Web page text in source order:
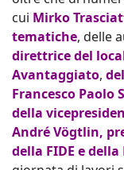
cui Mirko
tematiche, delle
direttrice del
Avantaggiato,
Francesco Paolo
della
André Vögtlin,
della FIDE e